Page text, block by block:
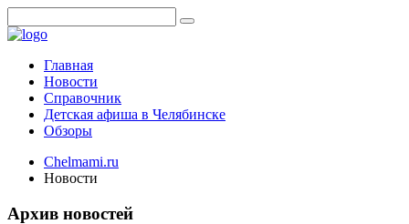
Главная
Новости
Справочник
Детская афиша в Челябинске
Обзоры
Chelmami.ru
Новости
Архив новостей